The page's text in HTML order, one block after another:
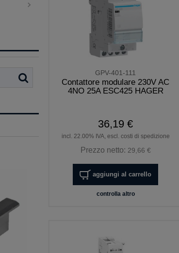
GPV-401-111
Contattore modulare 230V AC
4NO 25A ESC425 HAGER
36,19 €
incl. 22.00% IVA, escl. costi di spedizione
Prezzo netto: 29,66 €
aggiungi al carrello
controlla altro